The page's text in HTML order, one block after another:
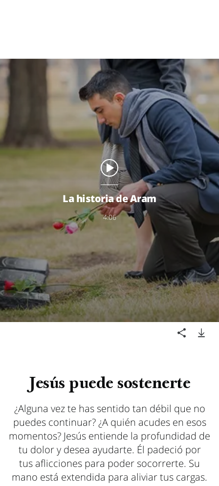
La historia de Aram
4:06
Jesús puede sostenerte
¿Alguna vez te has sentido tan débil que no
puedes continuar? ¿A quién acudes en esos
momentos? Jesús entiende la profundidad de
tu dolor y desea ayudarte. Él padeció por
tus aflicciones para poder socorrerte. Su
mano está extendida para aliviar tus cargas.